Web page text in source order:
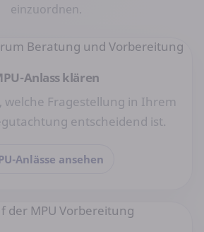
einzuordnen.
Anlass klären
welche Fragestellung in Ihrem
entscheidend ist.
Anlässe ansehen